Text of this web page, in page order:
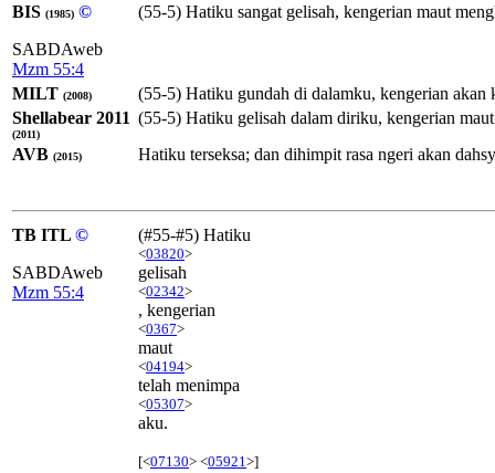
BIS (1985) ©
SABDAweb
Mzm 55:4
(55-5) Hatiku sangat gelisah, kengerian maut
MILT (2008)
(55-5) Hatiku gundah di dalamku, kengerian akan
Shellabear 2011
(2011)
(55-5) Hatiku gelisah dalam diriku, kengerian
AVB (2015) Hatiku terseksa; dan dihimpit rasa ngeri akan
TB ITL ©
SABDAweb
Mzm 55:4
(#55-#5) Hatiku
<03820>
gelisah
<02342>
, kengerian
<0367>
maut
<04194>
telah menimpa
<05307>
aku.
[<07130> <05921 >]